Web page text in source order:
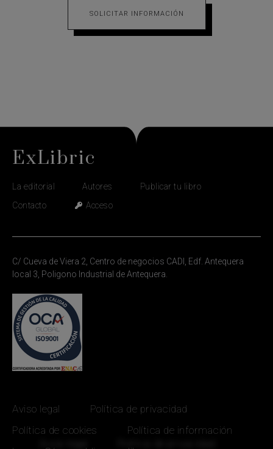
SOLICITAR INFORMACIÓN
ExLibric
La editorial Autores
Publicar tu libro
Contacto
Acceso
C/ Cueva de Viera 2, Centro de negocios CADI, Edf. Antequera
local 3, Poligono Industrial de Antequera.
Aviso legal
Política de privacidad
Política de cookies
Política de información